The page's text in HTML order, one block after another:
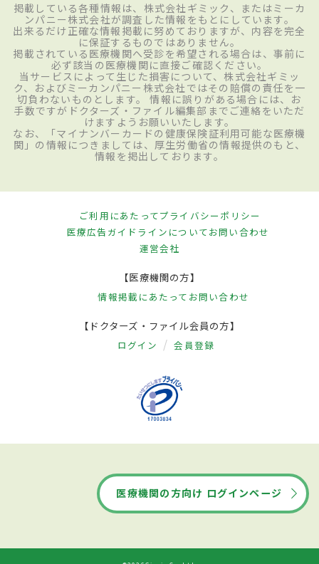
掲載している各種情報は、株式会社ギミック、またはミーカ
ンパニー株式会社が調査した情報をもとにしています。
出来るだけ正確な情報掲載に努めておりますが、内容を完全
に保証するものではありません。
掲載されている医療機関へ受診を希望される場合は、事前に
必ず該当の医療機関に直接ご確認ください。
当サービスによって生じた損害について、株式会社ギミッ
ク、およびミーカンパニー株式会社ではその賠償の責任を一
切負わないものとします。 情報に誤りがある場合には、お
手数ですがドクターズ・ファイル編集部までご連絡をいただ
けますようお願いいたします。
なお、「マイナンバーカードの健康保険証利用可能な医療機
関」の情報につきましては、厚生労働省の情報提供のもと、
情報を掲出しております。
ご利用にあたってプライバシーポリシー
医療広告ガイドラインについてお問い合わせ
運営会社
【医療機関の方】
情報掲載にあたって お問い合わせ
【ドクターズ・ファイル会員の方】
ログイン 会員登録
医療機関の方向け ログインページ